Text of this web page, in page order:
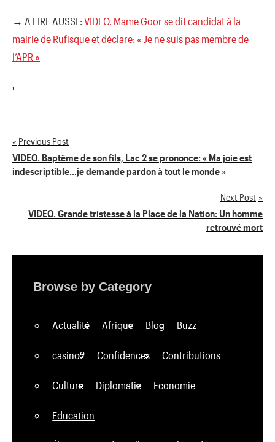
→ A LIRE AUSSI : VIDEO. Mame Goor se dit candidat à la
mairie de Rufisque et déclare: « Je ne suis pas membre de
l’APR »
'
Navigation
de
Previous Post
VIDEO. Baptême de son fils, Lac 2 se prononce: « Ma joie est
indescriptible…je demande pardon à tout le monde »
Next Post
VIDEO. Grande tristesse à la Place de la Nation: Un homme
retrouvé mort
Browse by Category
Actualité Afrique Blog Buzz
casino2 Confidences Contributions
Culture Diplomatie Economie
Education